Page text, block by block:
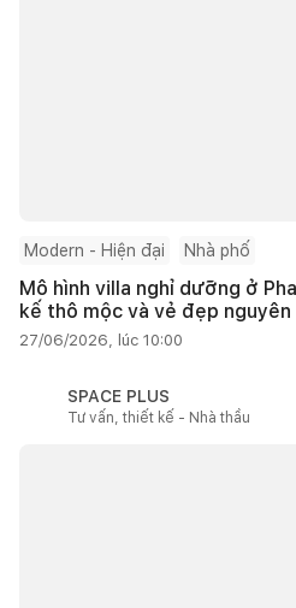
Modern - Hiện đại Nhà phố
Mô hình villa nghỉ dưỡng ở
kế thô mộc và vẻ đẹp nguyên
27/06/2026, lúc 10:00
SPACE PLUS
Tư vấn, thiết kế - Nhà thầu